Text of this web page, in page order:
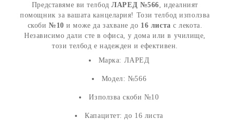
Представяме ви телбодЛАРЕД №566, идеалният
помощник за вашата канцелария! Този телбод използва
скоби№10 и може да захване до 16 листа с лекота.
Независимо дали сте в офиса, у дома или в училище,
този телбод е надежден и ефективен.
Марка: ЛАРЕД
Модел: №566
Използва скоби №10
Капацитет: до 16 листа